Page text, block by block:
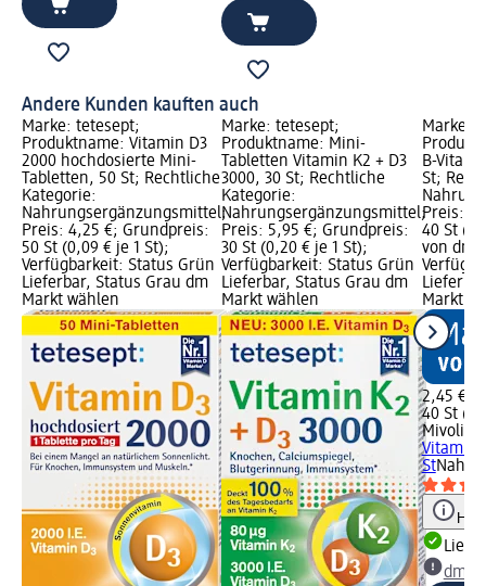
Andere Kunden kauften auch
Marke: tetesept;
Produktname: Vitamin D3
2000 hochdosierte Mini-
Tabletten, 50 St; Rechtliche
Kategorie:
Nahrungsergänzungsmittel;
Preis: 4,25 €; Grundpreis:
50 St (0,09 € je 1 St);
Verfügbarkeit: Status Grün
Lieferbar, Status Grau dm
Markt wählen
Marke: tetesept;
Produktname: Mini-
Tabletten Vitamin K2 + D3
3000, 30 St; Rechtliche
Kategorie:
Nahrungsergänzungsmittel;
Preis: 5,95 €; Grundpreis:
30 St (0,20 € je 1 St);
Verfügbarkeit: Status Grün
Lieferbar, Status Grau dm
Markt wählen
Marke:
B-
St;
Preis:
40 St
von dm
Markt
2,45 €
40 St
Mivolis
St
dm